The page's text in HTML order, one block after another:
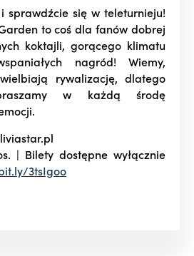
sprawdźcie się w teleturnieju!
to coś dla fanów dobrej
koktajli, gorącego klimatu
nagród! Wiemy,
rywalizację, dlatego
w każdą środę
| Bilety dostępne wyłącznie
3tsIgoo